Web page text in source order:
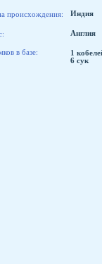
происхождения: Индия
Англия
в базе:
1
6 сук